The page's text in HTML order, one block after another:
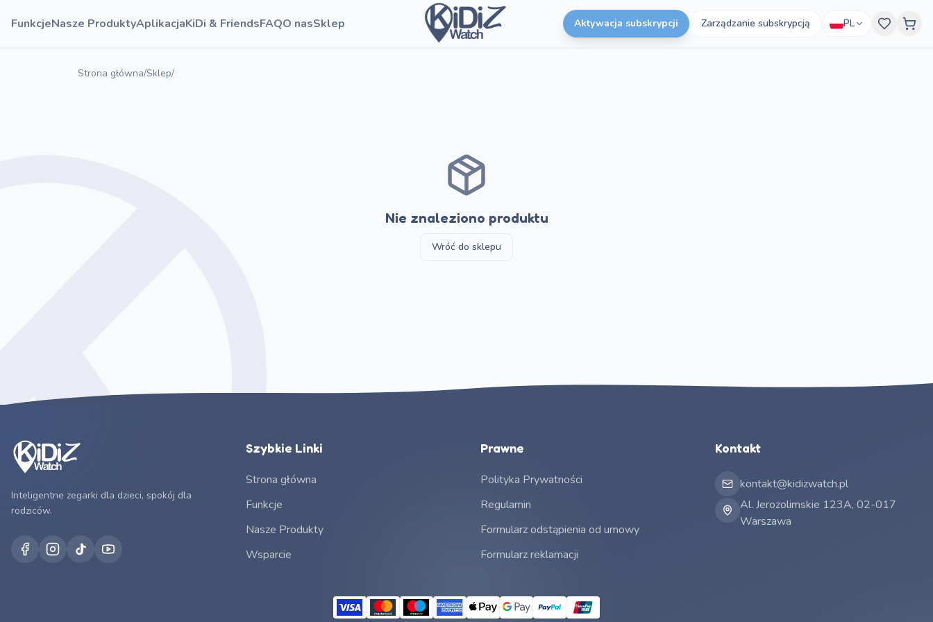
FunkcjeNasze ProduktyAplikacjaKiDi & FriendsFAQO nasSklep Aktywacja subskrypcji Zarządzanie subskrypcją PL
Strona główna/Sklep/
Nie znaleziono produktu
Wróć do sklepu
Inteligentne zegarki dla dzieci, spokój dla
rodziców.
Szybkie Linki
Strona główna
Funkcje
Nasze Produkty
Wsparcie
Prawne
Polityka Prywatności
Regulamin
Formularz odstąpienia od umowy
Formularz reklamacji
Kontakt
kontakt@kidizwatch.pl
Al. Jerozolimskie 123A, 02-017
Warszawa